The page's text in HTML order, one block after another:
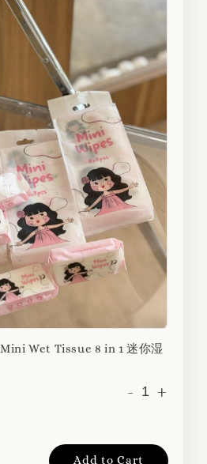
Mini Wet Tissue 8 in 1 迷你湿
- +
Add to Cart